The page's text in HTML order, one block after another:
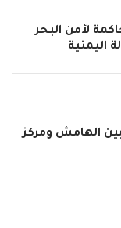
لأمن البحر
اليمنية
الهامش ومركز